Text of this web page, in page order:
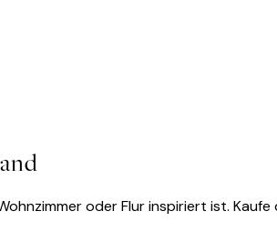
oder Flur inspiriert ist. Kaufe